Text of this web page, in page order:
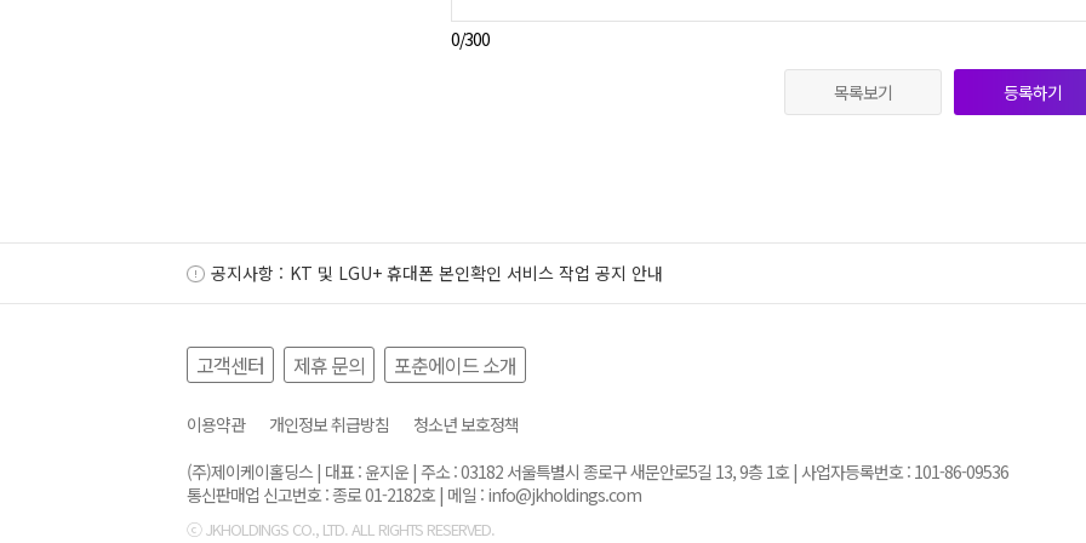
0/300
목록보기 등록하기
공지사항 : KT 및 LGU+ 휴대폰 본인확인 서비스 작업 공지 안내
고객센터 제휴 문의 포춘에이드 소개
이용약관 개인정보 취급방침
청소년 보호정책
(주)제이케이홀딩스 | 대표 : 윤지운 | 주소 : 03182 서울특별시 종로구 새문안로5길 13, 9층 1호 | 사업자등록번호 : 101-86-09536
통신판매업 신고번호 : 종로 01-2182호 | 메일 : info@jkholdings.com
ⓒ JKHOLDINGS CO., LTD. ALL RIGHTS RESERVED.